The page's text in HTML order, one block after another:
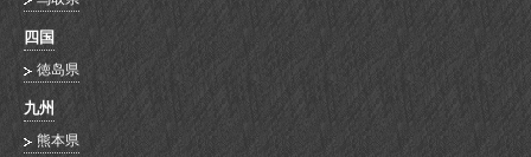
四国
徳岛県
九州
熊本県